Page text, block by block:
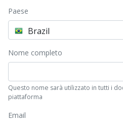
Paese
Brazil
Nome completo
Questo nome sarà utilizzato in tutti i
piattaforma
Email